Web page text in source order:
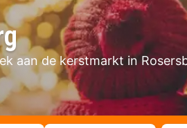
aan de kerstmarkt in